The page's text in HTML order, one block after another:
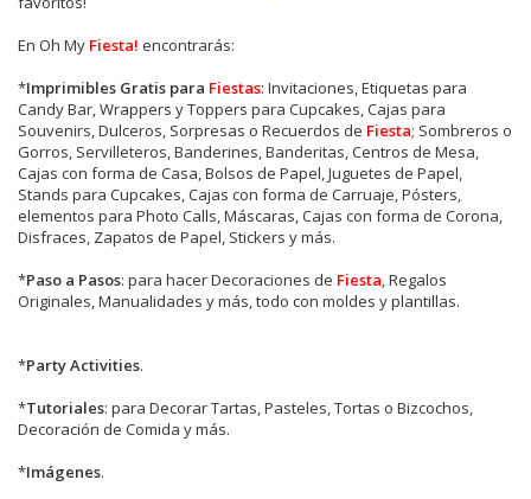
En Oh My Fiesta! encontrarás:
*Imprimibles Gratis para Fiestas: Invitaciones, Etiquetas para
Candy Bar, Wrappers y Toppers para Cupcakes, Cajas para
Souvenirs, Dulceros, Sorpresas o Recuerdos de Fiesta; Sombreros o
Gorros, Servilleteros, Banderines, Banderitas, Centros de Mesa,
Cajas con forma de Casa, Bolsos de Papel, Juguetes de Papel,
Stands para Cupcakes, Cajas con forma de Carruaje, Pósters,
elementos para Photo Calls, Máscaras, Cajas con forma de Corona,
Disfraces, Zapatos de Papel, Stickers y más.
*Paso a Pasos: para hacer Decoraciones de Fiesta , Regalos
Originales, Manualidades y más, todo con moldes y plantillas.
*Party Activities.
*Tutoriales: para Decorar Tartas, Pasteles, Tortas o Bizcochos,
Decoración de Comida y más.
*Imágenes.